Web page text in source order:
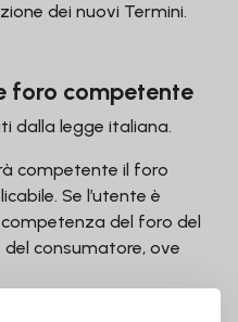
dei nuovi Termini.
foro competente
dalla legge italiana.
competente il foro
Se l’utente è
del foro del
consumatore, ove